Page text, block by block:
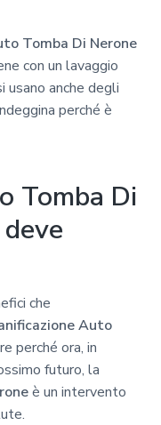
Tomba Di Nerone
con un lavaggio
usano anche degli
perché è
Tomba Di
che
Auto
perché ora, in
futuro, la
è un intervento